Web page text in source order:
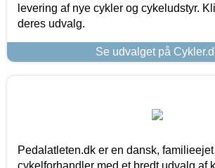
levering af nye cykler og cykeludstyr.
deres udvalg.
Se udvalget på
Pedalatleten.dk er en dansk,